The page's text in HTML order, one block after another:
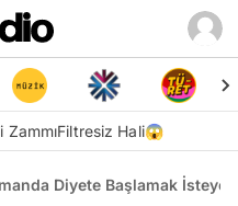
ZammıFiltresiz Hali😱
Diyete Başlamak